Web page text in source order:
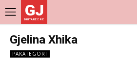
GJ
DRITARE E RE
Gjelina Xhika
PAKATEGORI